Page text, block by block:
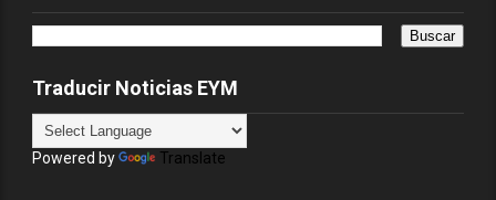
Traducir Noticias EYM
Powered by Translate